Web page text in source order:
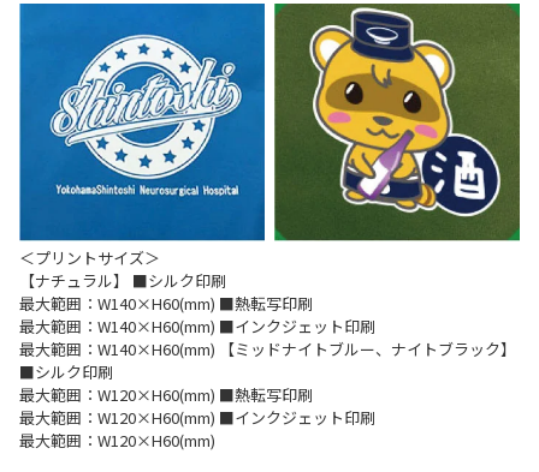
＜プリントサイズ＞
【ナチュラル】 ■シルク印刷
最大範囲：W140×H60(mm) ■熱転写印刷
最大範囲：W140×H60(mm) ■インクジェット印刷
最大範囲：W140×H60(mm) 【ミッドナイトブルー、ナイトブラック】
■シルク印刷
最大範囲：W120×H60(mm) ■熱転写印刷
最大範囲：W120×H60(mm) ■インクジェット印刷
最大範囲：W120×H60(mm)